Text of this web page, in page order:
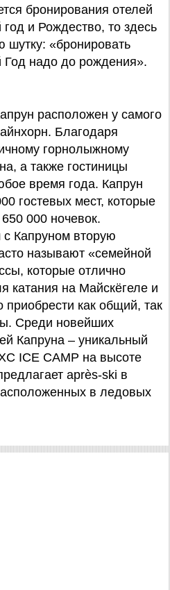
бронирования отелей
и Рождество, то здесь
шутку: «бронировать
надо до рождения».
расположен у самого
Благодаря
горнолыжному
а также гостиницы
время года. Капрун
гостевых мест, которые
000 ночевок.
Капруном вторую
называют «семейной
которые отлично
катания на Майскёгеле и
как общий, так
Среди новейших
Капруна – уникальный
ICE CAMP на высоте
après-ski в
в ледовых